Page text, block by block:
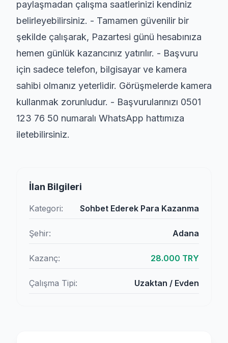
paylaşmadan çalışma saatlerinizi kendiniz
belirleyebilirsiniz. - Tamamen güvenilir bir
şekilde çalışarak, Pazartesi günü hesabınıza
hemen günlük kazancınız yatırılır. - Başvuru
için sadece telefon, bilgisayar ve kamera
sahibi olmanız yeterlidir. Görüşmelerde kamera
kullanmak zorunludur. - Başvurularınızı 0501
123 76 50 numaralı WhatsApp hattımıza
iletebilirsiniz.
İlan Bilgileri
Kategori: Sohbet Ederek Para Kazanma
Şehir: Adana
Kazanç: 28.000 TRY
Çalışma Tipi: Uzaktan / Evden